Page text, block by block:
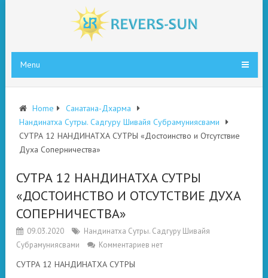
Menu
Home
Санатана-Дхарма
Нандинатха Сутры. Садгуру Шивайя Субрамуниясвами
СУТРА 12 НАНДИНАТХА СУТРЫ «Достоинство и Отсутствие
Духа Соперничества»
СУТРА 12 НАНДИНАТХА СУТРЫ
«ДОСТОИНСТВО И ОТСУТСТВИЕ ДУХА
СОПЕРНИЧЕСТВА»
09.03.2020
Нандинатха Сутры. Садгуру Шивайя
Субрамуниясвами
Комментариев нет
СУТРА 12 НАНДИНАТХА СУТРЫ